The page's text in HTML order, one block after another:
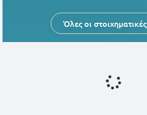
Όλες οι στοιχηματικές